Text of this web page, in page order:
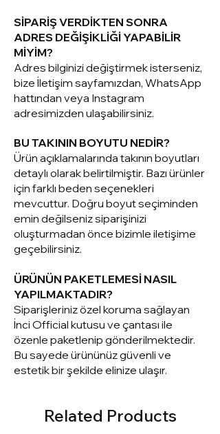
SİPARİŞ VERDİKTEN SONRA
ADRES DEĞİŞİKLİĞİ YAPABİLİR
MİYİM?
Adres bilginizi değiştirmek isterseniz,
bize İletişim sayfamızdan, WhatsApp
hattından veya Instagram
adresimizden ulaşabilirsiniz.
BU TAKININ BOYUTU NEDİR?
Ürün açıklamalarında takının boyutları
detaylı olarak belirtilmiştir. Bazı ürünler
için farklı beden seçenekleri
mevcuttur. Doğru boyut seçiminden
emin değilseniz siparişinizi
oluşturmadan önce bizimle iletişime
geçebilirsiniz.
ÜRÜNÜN PAKETLEMESİ NASIL
YAPILMAKTADIR?
Siparişleriniz özel koruma sağlayan
İnci Official kutusu ve çantası ile
özenle paketlenip gönderilmektedir.
Bu sayede ürününüz güvenli ve
estetik bir şekilde elinize ulaşır.
Related Products